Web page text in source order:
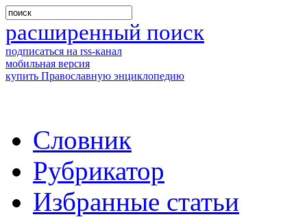
расширенный поиск
подписаться на rss-канал
мобильная версия
купить Православную энциклопедию
Словник
Рубрикатор
Избранные статьи